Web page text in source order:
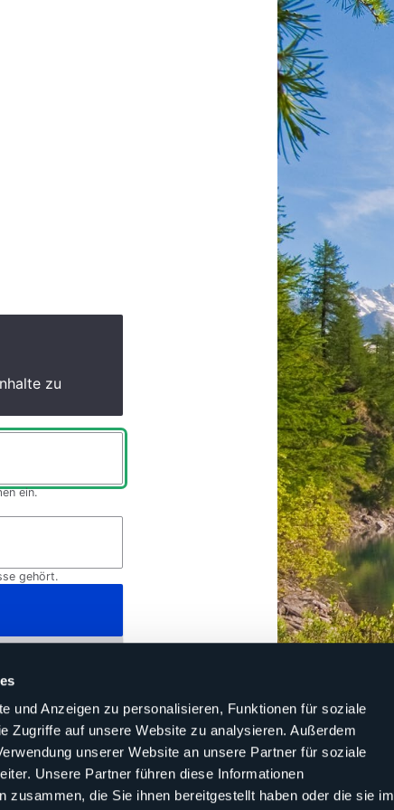
und Anzeigen zu personalisieren, Funktionen für soziale
Zugriffe auf unsere Website zu analysieren. Außerdem
unserer Website an unsere Partner für soziale
Unsere Partner führen diese Informationen
zusammen, die Sie ihnen bereitgestellt haben oder die sie im
zu
ein.
gehört.